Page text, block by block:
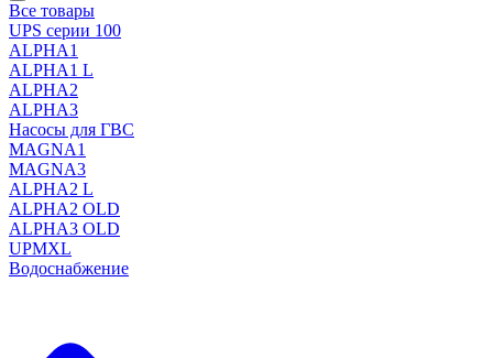
Все товары
UPS серии 100
ALPHA1
ALPHA1 L
ALPHA2
ALPHA3
Насосы для ГВС
MAGNA1
MAGNA3
ALPHA2 L
ALPHA2 OLD
ALPHA3 OLD
UPMXL
Водоснабжение